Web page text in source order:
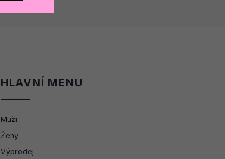
HLAVNÍ MENU
Muži
Ženy
Výprodej